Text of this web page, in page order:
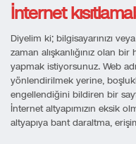
İnternet
Diyelim ki; bilgisayarınızı
zaman alışkanlığınız olan
yapmak istiyorsunuz. Web
yönlendirilmek yerine,
engellendiğini bildiren bir
İnternet altyapımızın eksik
altyapıya bant daraltma,